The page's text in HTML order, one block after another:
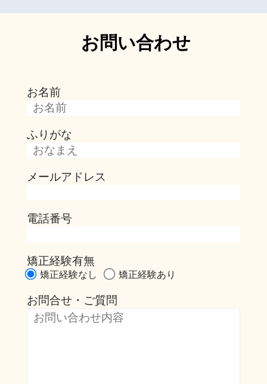
お問い合わせ
お名前
ふりがな
メールアドレス
電話番号
矯正経験有無
矯正経験なし 矯正経験あり
お問合せ・ご質問